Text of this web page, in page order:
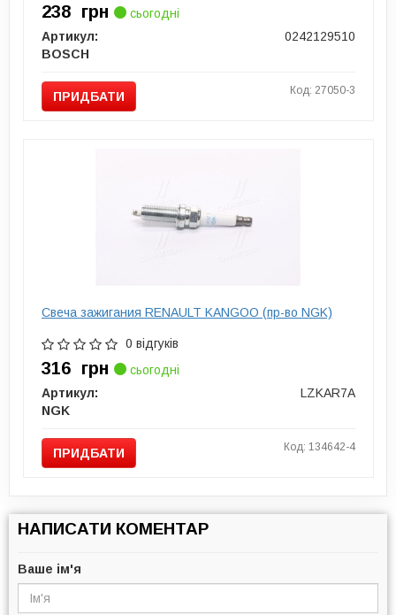
238 грн
сьогодні
Артикул:
0242129510
BOSCH
ПРИДБАТИ Код: 27050-3
Свеча зажигания RENAULT KANGOO (пр-во NGK)
0 відгуків
316 грн
сьогодні
Артикул:
LZKAR7A
NGK
ПРИДБАТИ Код: 134642-4
НАПИСАТИ КОМЕНТАР
Ваше ім'я